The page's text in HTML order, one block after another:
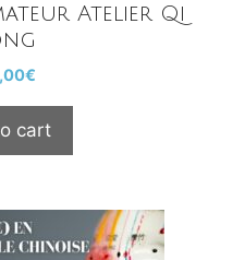
Atelier Qi
€
cart